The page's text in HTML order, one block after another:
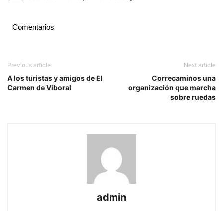
Comentarios
Previous article
A los turistas y amigos de El
Carmen de Viboral
Next article
Correcaminos una
organización que marcha
sobre ruedas
admin